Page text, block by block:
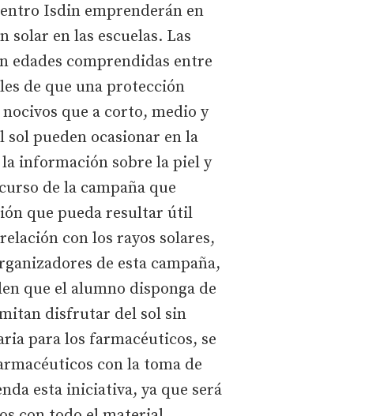
Isdin emprenderán en
en las escuelas. Las
edades comprendidas entre
de que una protección
que a corto, medio y
pueden ocasionar en la
información sobre la piel y
de la campaña que
que pueda resultar útil
con los rayos solares,
de esta campaña,
que el alumno disponga de
disfrutar del sol sin
para los farmacéuticos, se
con la toma de
esta iniciativa, ya que será